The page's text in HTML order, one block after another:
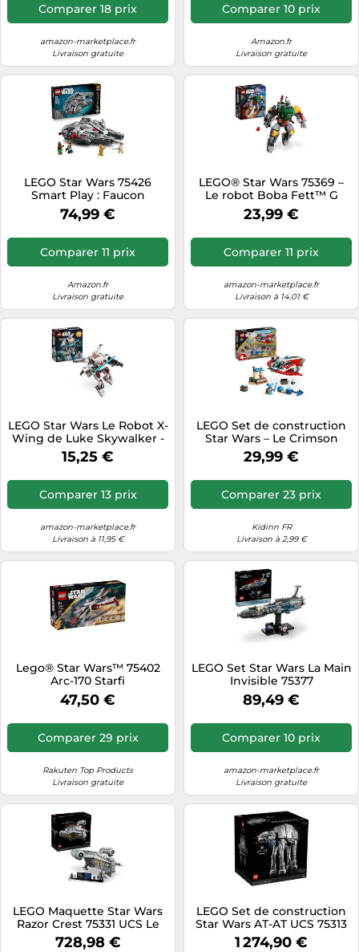
Comparer 18 prix
amazon-marketplace.fr
Livraison gratuite
Comparer 10 prix
Amazon.fr
Livraison gratuite
LEGO Star Wars 75426
Smart Play : Faucon
Millenium - Set Compatible
- Jouet Interactif - Maquette
Minifigurines - Idée Cadeau
dès 9 Ans pour Garçon, Fille
74,99 €
Comparer 11 prix
Amazon.fr
Livraison gratuite
LEGO® Star Wars 75369 –
Le robot Boba Fett™ G
23,99 €
Comparer 11 prix
amazon-marketplace.fr
Livraison à 14,01 €
LEGO Star Wars Le Robot X-
Wing de Luke Skywalker -
Jouet à Collectionner pour
Enfants - Jeu de
d'Aventures - Cadeau
Créatif pour Garçons et
75390
15,25 €
Comparer 13 prix
amazon-marketplace.fr
Livraison à 11,95 €
LEGO Set de construction
Star Wars – Le Crimson
Firehawk 75384
29,99 €
Comparer 23 prix
Kidinn FR
Livraison à 2,99 €
Lego® Star Wars™ 75402
Arc-170 Starfi
47,50 €
Comparer 29 prix
Rakuten Top Products
Livraison gratuite
LEGO Set Star Wars La Main
Invisible 75377
89,49 €
Comparer 10 prix
amazon-marketplace.fr
Livraison gratuite
LEGO Maquette Star Wars
Razor Crest 75331 UCS Le
Mandalorien
728,98 €
LEGO Set de construction
Star Wars AT-AT UCS 75313
1 274,90 €